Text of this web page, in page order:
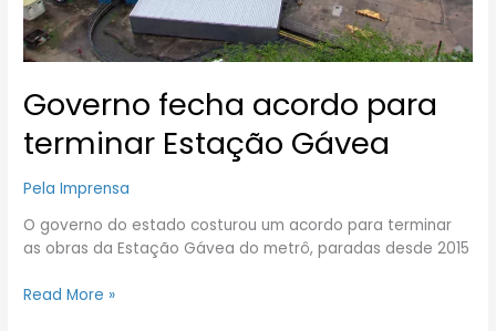
Governo fecha acordo para
terminar Estação Gávea
Pela Imprensa
O governo do estado costurou um acordo para terminar
as obras da Estação Gávea do metrô, paradas desde 2015
Read More »